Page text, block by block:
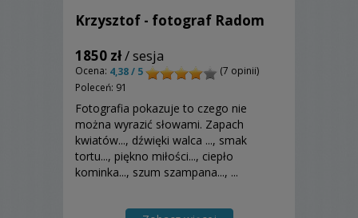
Krzysztof - fotograf Radom
1850 zł/ sesja
Ocena: 4,38 / 5
(7 opinii)
Poleceń: 91
Fotografia pokazuje to czego nie
można wyrazić słowami. Zapach
kwiatów..., dźwięki walca ..., smak
tortu..., piękno miłości..., ciepło
kominka..., szum szampana..., ...